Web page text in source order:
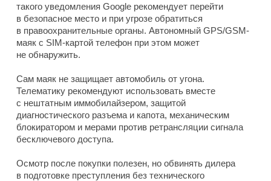
такого уведомления Google рекомендует перейти
в безопасное место и при угрозе обратиться
в правоохранительные органы. Автономный GPS/GSM-
маяк с SIM-картой телефон при этом может
не обнаружить.
Сам маяк не защищает автомобиль от угона.
Телематику рекомендуют использовать вместе
с нештатным иммобилайзером, защитой
диагностического разъема и капота, механическим
блокиратором и мерами против ретрансляции сигнала
бесключевого доступа.
Осмотр после покупки полезен, но обвинять дилера
в подготовке преступления без технического